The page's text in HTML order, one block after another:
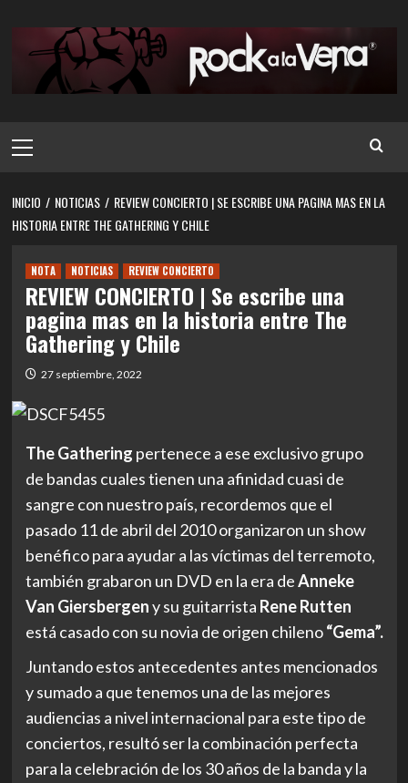
contenido
principal
INICIO NOTICIAS
REVIEW CONCIERTO | SE ESCRIBE UNA PAGINA MAS EN LA
HISTORIA ENTRE THE GATHERING Y CHILE
NOTA NOTICIAS REVIEW CONCIERTO
REVIEW CONCIERTO | Se escribe una
pagina mas en la historia entre The
Gathering y Chile
27 septiembre, 2022
The Gathering pertenece a ese exclusivo grupo
de bandas cuales tienen una afinidad cuasi de
sangre con nuestro país, recordemos que el
pasado 11 de abril del 2010 organizaron un show
benéfico para ayudar a las víctimas del terremoto,
también grabaron un DVD en la era deAnneke
Van Giersbergeny su guitarrista Rene Rutten
está casado con su novia de origen chileno“Gema”.
Juntando estos antecedentes antes mencionados
y sumado a que tenemos una de las mejores
audiencias a nivel internacional para este tipo de
conciertos, resultó ser la combinación perfecta
para la celebración de los 30 años de la banda y la